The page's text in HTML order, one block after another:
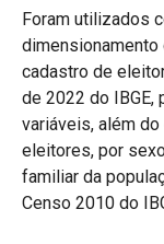
Foram utilizados
cadastro de
de 2022 do IBGE,
variáveis, além
eleitores, por
familiar da
Censo 2010 do